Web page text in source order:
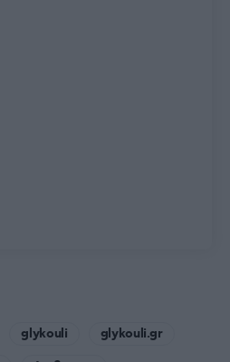
glykouli
glykouli.gr